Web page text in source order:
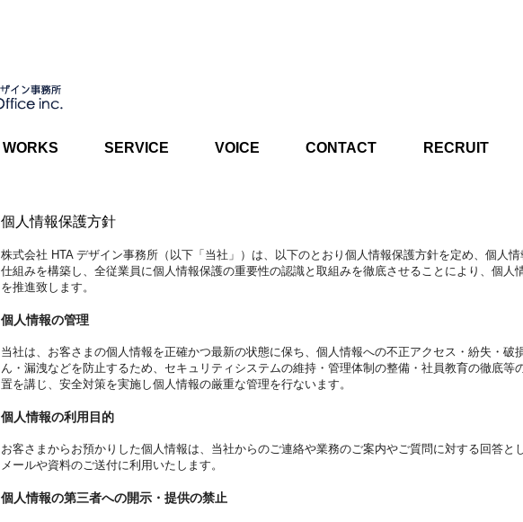
WORKS SERVICE VOICE CONTACT RECRUIT
個人情報保護方針
株式会社 HTA デザイン事務所（以下「当社」）は、以下のとおり個人情報保護方針を定め、個人
仕組みを構築し、全従業員に個人情報保護の重要性の認識と取組みを徹底させることにより、個人
を推進致します。
個人情報の管理
当社は、お客さまの個人情報を正確かつ最新の状態に保ち、個人情報への不正アクセス・紛失・破
ん・漏洩などを防止するため、セキュリティシステムの維持・管理体制の整備・社員教育の徹底等
置を講じ、安全対策を実施し個人情報の厳重な管理を行ないます。
個人情報の利用目的
お客さまからお預かりした個人情報は、当社からのご連絡や業務のご案内やご質問に対する回答と
メールや資料のご送付に利用いたします。
個人情報の第三者への開示・提供の禁止